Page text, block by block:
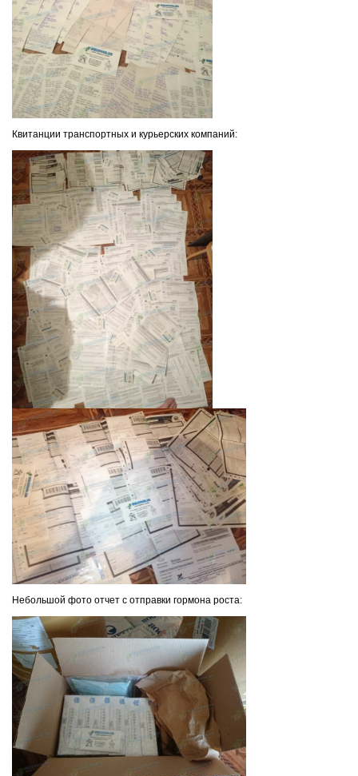
Квитанции транспортных и курьерских компаний:
Небольшой фото отчет с отправки гормона роста: